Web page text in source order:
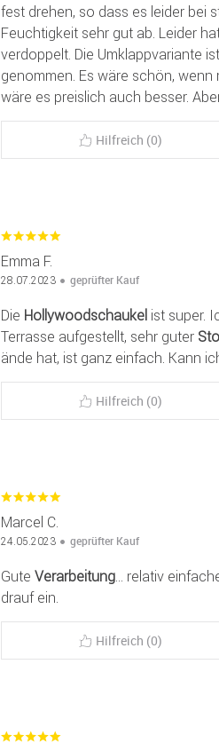
fest drehen, so dass es leider bei
Feuchtigkeit sehr gut ab. Leider
verdoppelt. Die Umklappvariante
genommen. Es wäre schön,
wäre es preislich auch besser.
Hilfreich (0)
Emma F.
28.07.2023 geprüfter Kauf
Die Hollywoodschaukel ist super.
Terrasse aufgestellt, sehr guter
ände hat, ist ganz einfach. Kann
Hilfreich (0)
Marcel C.
24.05.2023 geprüfter Kauf
Gute Verarbeitung ... relativ
drauf ein.
Hilfreich (0)